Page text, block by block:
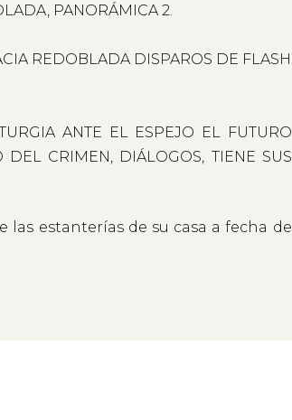
PANORÁMICA 2.
REDOBLADA DISPAROS DE FLASH
ANTE EL ESPEJO EL FUTURO
CRIMEN, DIÁLOGOS, TIENE SUS
las estanterías de su casa a fecha de